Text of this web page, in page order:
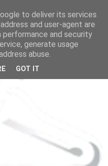
to deliver its services
and user-agent are
performance and security
generate usage
abuse.
GOT IT